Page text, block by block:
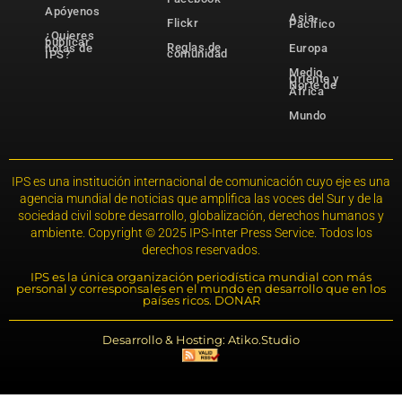
Apóyenos
¿Quieres
publicar
notas de
IPS?
Flickr
Reglas de
comunidad
Asia-
Pacífico
Europa
Medio
Oriente y
Norte de
África
Mundo
IPS es una institución internacional de comunicación cuyo eje es una
agencia mundial de noticias que amplifica las voces del Sur y de la
sociedad civil sobre desarrollo, globalización, derechos humanos y
ambiente. Copyright © 2025 IPS-Inter Press Service. Todos los
derechos reservados.
IPS es la única organización periodística mundial con más
personal y corresponsales en el mundo en desarrollo que en los
países ricos. DONAR
Desarrollo & Hosting: Atiko.Studio